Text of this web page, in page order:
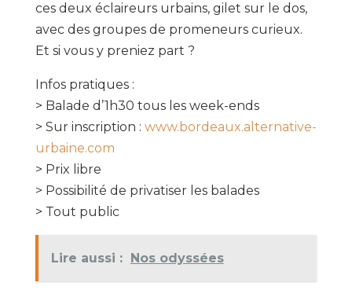
ces deux éclaireurs urbains, gilet sur le dos,
avec des groupes de promeneurs curieux.
Et si vous y preniez part ?
Infos pratiques :
> Balade d’1h30 tous les week-ends
> Sur inscription : www.bordeaux.alternative-
urbaine.com
> Prix libre
> Possibilité de privatiser les balades
> Tout public
Lire aussi : Nos odyssées